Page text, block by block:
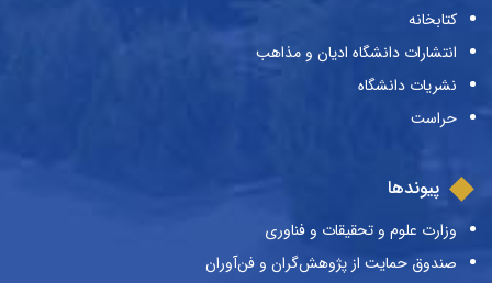
کتابخانه
انتشارات دانشگاه ادیان و مذاهب
نشریات دانشگاه
حراست
پیوندها
وزارت علوم و تحقیقات و فناوری
صندوق حمایت از پژوهش‌گران و فن‌آوران